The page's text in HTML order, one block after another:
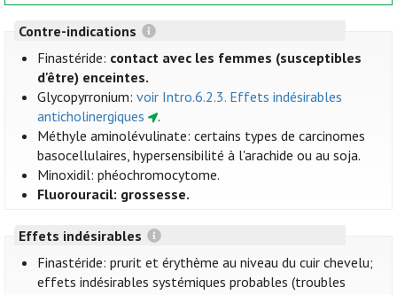
Contre-indications
Finastéride: contact avec les femmes (susceptibles
d'être) enceintes.
Glycopyrronium:voir Intro.6.2.3. Effets indésirables
anticholinergiques
.
Méthyle aminolévulinate: certains types de carcinomes
basocellulaires, hypersensibilité à l'arachide ou au soja.
Minoxidil: phéochromocytome.
Fluorouracil: grossesse.
Effets indésirables
Finastéride: prurit et érythème au niveau du cuir chevelu;
effets indésirables systémiques probables (troubles